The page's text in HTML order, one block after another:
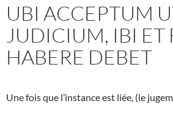
UBI ACCEPTUM
JUDICIUM, IBI ET
HABERE DEBET
Une fois que l’instance est liée, (le